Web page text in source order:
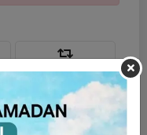
İade ve Değişim